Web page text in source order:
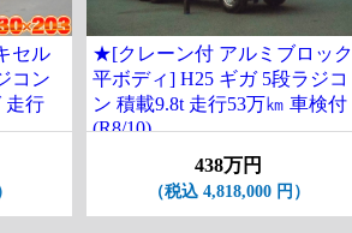
セル
コン
走行
★[クレーン付 アルミブロック
平ボディ] H25 ギガ 5段ラジコ
ン 積載9.8t 走行53万㎞ 車検付
(R8/10)
438万円
（税込 4,818,000 円）